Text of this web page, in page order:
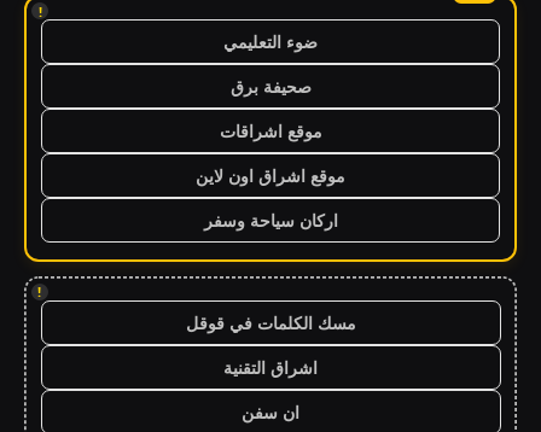
!
ضوء التعليمي
صحيفة برق
موقع اشراقات
موقع اشراق اون لاين
اركان سياحة وسفر
!
مسك الكلمات في قوقل
اشراق التقنية
ان سفن